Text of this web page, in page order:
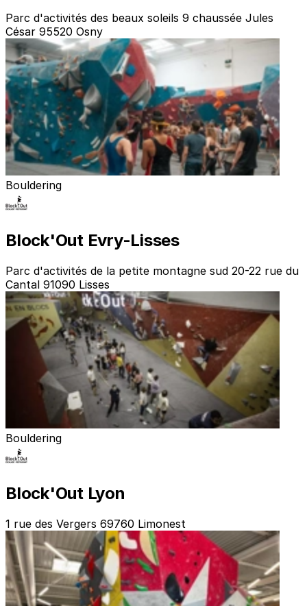
Parc d'activités des beaux soleils 9 chaussée Jules
César 95520 Osny
Bouldering
Block'Out Evry-Lisses
Parc d'activités de la petite montagne sud 20-22 rue du
Cantal 91090 Lisses
Bouldering
Block'Out Lyon
1 rue des Vergers 69760 Limonest